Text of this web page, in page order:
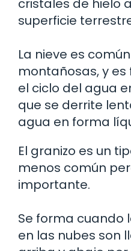
superficie
La nieve es
montañosas, y
el ciclo del agua
que se derrite
agua en forma
El granizo es un
menos común
importante.
Se forma cuando
en las nubes son